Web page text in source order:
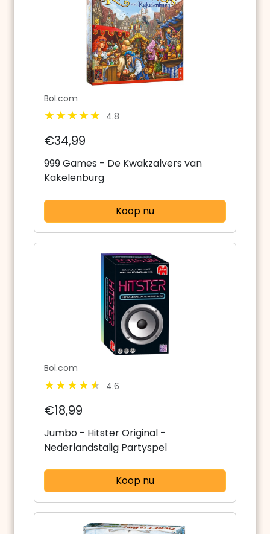
Bol.com
4.8
€34,99
999 Games - De Kwakzalvers van
Kakelenburg
Koop nu
Bol.com
4.6
€18,99
Jumbo - Hitster Original -
Nederlandstalig Partyspel
Koop nu